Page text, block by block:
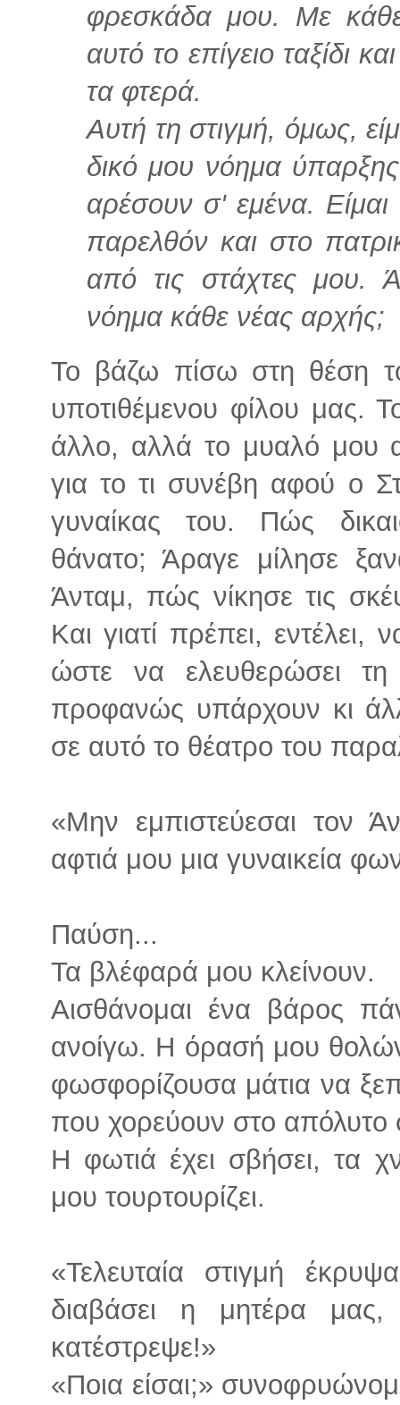
φρεσκάδα μου. Με
αυτό το επίγειο ταξίδι
τα φτερά.
Αυτή τη στιγμή, όμως,
δικό μου νόημα
αρέσουν σ' εμένα.
παρελθόν και στο
από τις στάχτες μου.
νόημα κάθε νέας αρχής;
Το βάζω πίσω στη θέση
υποτιθέμενου φίλου μας.
άλλο, αλλά το μυαλό μου
για το τι συνέβη αφού ο
γυναίκας του. Πώς
θάνατο; Άραγε μίλησε
Άνταμ, πώς νίκησε τις
Και γιατί πρέπει,
ώστε να ελευθερώσει
προφανώς υπάρχουν κι
σε αυτό το θέατρο του
«Μην εμπιστεύεσαι τον
αφτιά μου μια γυναικεία
Παύση...
Τα βλέφαρά μου κλείνουν.
Αισθάνομαι ένα βάρος
ανοίγω. Η όρασή μου
φωσφορίζουσα μάτια να
που χορεύουν στο απόλυτο
Η φωτιά έχει σβήσει, τα
μου τουρτουρίζει.
«Τελευταία στιγμή
διαβάσει η μητέρα
κατέστρεψε!»
«Ποια είσαι;»